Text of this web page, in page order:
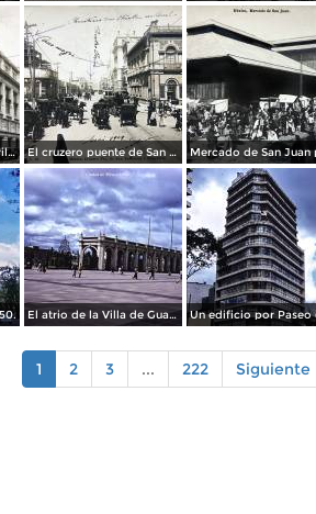
Edicicio de los ferrocarriles. El cruzero puente de San Francisco y Guardiola por el fotografo Felix Miret.
El atrio de la Villa de Guadalupe 1950.
1 2 3 ... 222 Siguiente